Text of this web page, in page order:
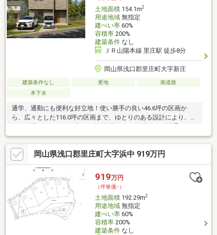
土地面積154.1m2
用途地域無指定
建ぺい率60%
容積率200%
建築条件なし
ＪＲ山陽本線 里庄駅 徒歩8分
岡山県浅口郡里庄町大字新庄
建築条件なし 更地
南道路
本下水
通学、通勤にも便利な好立地！使い勝手の良い46.6坪の区画か
ら、広々とした116.0坪の区画まで、ゆとりのある設計により、す
り、利便性と将来性を兼ね備えたこの地で、未来を設計してみま
せんか。
岡山県浅口郡里庄町大字浜中 919万円
919万円
（坪単価:-）
土地面積192.29m2
用途地域無指定
建ぺい率60%
容積率200%
建築条件なし